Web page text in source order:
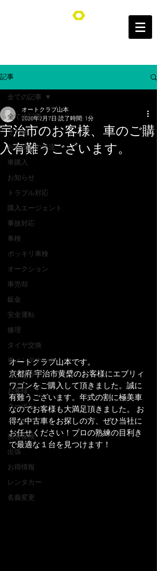
オートクラブ山本/Auto Club YAMAMOTO
記事
全ての記事
その他
お客様との交流
車購入
お知らせ
トラブル対応
購入エージェント
事故対応
車検
ポッキリ車検
オークション
車売却
鈑金
安全運転
修理
タイヤ交換
車メンテナンス
コンセプト
お客様
クーポン
セール
損害保険
出張
お得情報
レンタカー
名義変更
全ての記事
宇治市のお客様、車のご購
入有難うございます。
オートクラブ山本
2020年2月7日 読了時間: 1分
オートクラブ山本です。
京都府 宇治市黄檗のお客様にエブリィ
ワゴンをご購入して頂きました。誠に
有難うございます。年式の割に極美車
なのでお客様も大満足頂きました。 お
得な中古車をお探しの方、ぜひ当社に
お任せください！プロの熟練の目利き
で最適な１台を見つけます！